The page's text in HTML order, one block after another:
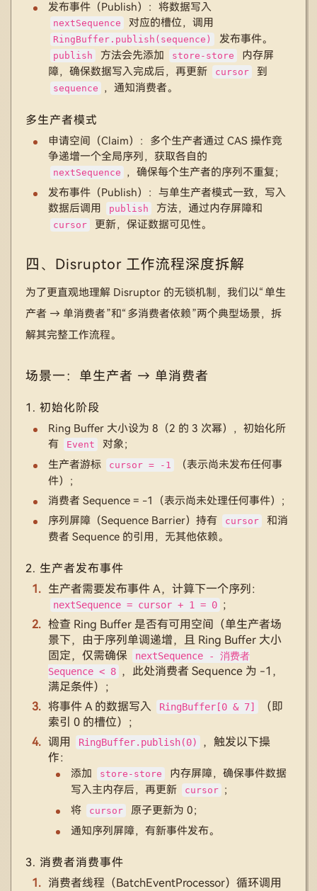
发布事件（Publish）：将数据写入
nextSequence 对应的槽位，调用
RingBuffer.publish(sequence) 发布事件。
publish 方法会先添加 store-store
内存屏
障，确保数据写入完成后，再更新
cursor 到
sequence ，通知消费者。
多生产者模式
申请空间（Claim）：多个生产者通过 CAS 操作竞
争递增一个全局序列，获取各自的
nextSequence
，确保每个生产者的序列不重复；
发布事件（Publish）：与单生产者模式一致，写入
数据后调用
publish 方法，通过内存屏障和
cursor 更新，保证数据可见性。
四、Disruptor 工作流程深度拆解
为了更直观地理解 Disruptor 的无锁机制，我们以“单生
产者 → 单消费者”和“多消费者依赖”两个典型场景，拆
解其完整工作流程。
场景一：单生产者 → 单消费者
1. 初始化阶段
Ring Buffer 大小设为 8（2 的 3 次幂），初始化所
有
Event
对象；
生产者游标
cursor = -1
（表示尚未发布任何事
件）；
消费者 Sequence = -1（表示尚未处理任何事件）；
序列屏障（Sequence Barrier）持有
cursor
和消
费者 Sequence 的引用，无其他依赖。
2. 生产者发布事件
生产者需要发布事件 A，计算下一个序列：
nextSequence = cursor + 1 = 0 ；
检查 Ring Buffer 是否有可用空间（单生产者场
景下，由于序列单调递增，且 Ring Buffer 大小
固定，仅需确保
nextSequence - 消费者
Sequence < 8 ，此处消费者 Sequence 为 -1，
满足条件）；
将事件 A 的数据写入
RingBuffer[0 & 7]
（即
索引 0 的槽位）；
调用
RingBuffer.publish(0)
，触发以下操
作：
添加 store-store
内存屏障，确保事件数据
写入主内存后，再更新
cursor
；
将
cursor
原子更新为 0；
通知序列屏障，有新事件发布。
3. 消费者消费事件
消费者线程（BatchEventProcessor）循环调用